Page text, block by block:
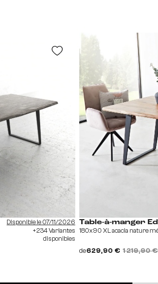
Disponible le 07/11/2026
+234 Variantes
disponibles
Table-à-manger
180x90 XL acacia nature
de629,90 € 1 219,90 €